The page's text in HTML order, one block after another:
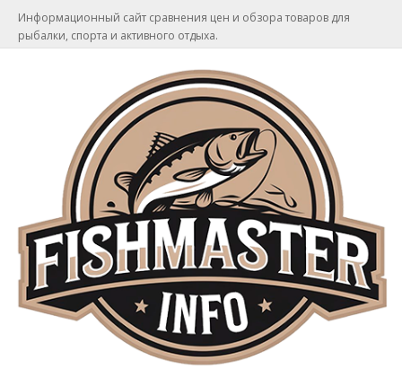
Информационный сайт сравнения цен и обзора товаров для
рыбалки, спорта и активного отдыха.